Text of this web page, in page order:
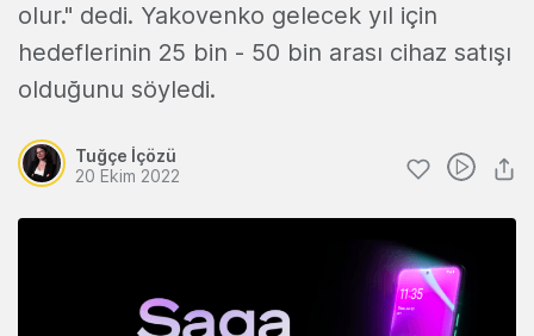
olur." dedi. Yakovenko gelecek yıl için
hedeflerinin 25 bin - 50 bin arası cihaz satışı
olduğunu söyledi.
Tuğçe İçözü
20 Ekim 2022